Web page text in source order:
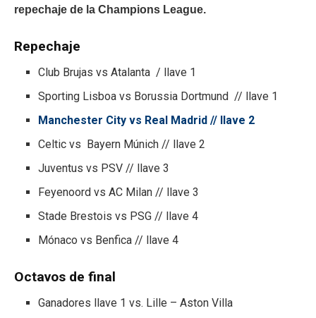
repechaje de la Champions League.
Repechaje
Club Brujas vs Atalanta / llave 1
Sporting Lisboa vs Borussia Dortmund // llave 1
Manchester City vs Real Madrid // llave 2
Celtic vs Bayern Múnich // llave 2
Juventus vs PSV // llave 3
Feyenoord vs AC Milan // llave 3
Stade Brestois vs PSG // llave 4
Mónaco vs Benfica // llave 4
Octavos de final
Ganadores llave 1 vs. Lille – Aston Villa